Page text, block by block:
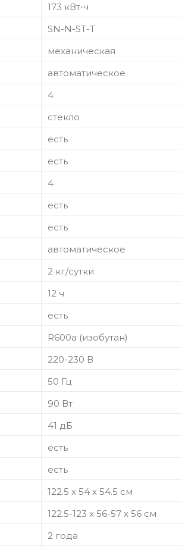
173 кВт⋅ч
SN-N-ST-T
механическая
автоматическое
4
стекло
есть
есть
4
есть
есть
автоматическое
2 кг/сутки
12 ч
есть
R600a (изобутан)
220-230 В
50 Гц
90 Вт
41 дБ
есть
есть
122.5 х 54 х 54.5 см
122.5-123 x 56-57 х 56 см
2 года